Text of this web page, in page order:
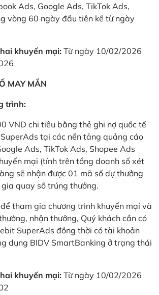
Ads, Google Ads, TikTok Ads,
vòng 60 ngày đầu tiên kể từ ngày
khuyến mại: Từ ngày 10/02/2026
MAY MẮN
trình:
VND chi tiêu bằng thẻ ghi nợ quốc tế
tại các nền tảng quảng cáo
Ads, TikTok Ads, Shopee Ads
mại (tính trên tổng doanh số xét
sẽ nhận được 01 mã số dự thưởng
quay số trúng thưởng.
tham gia chương trình khuyến mại và
nhận thưởng, Quý khách cần có
SuperAds đồng thời có tài khoản
dụng BIDV SmartBanking ở trạng thái
khuyến mại: Từ ngày 10/02/2026